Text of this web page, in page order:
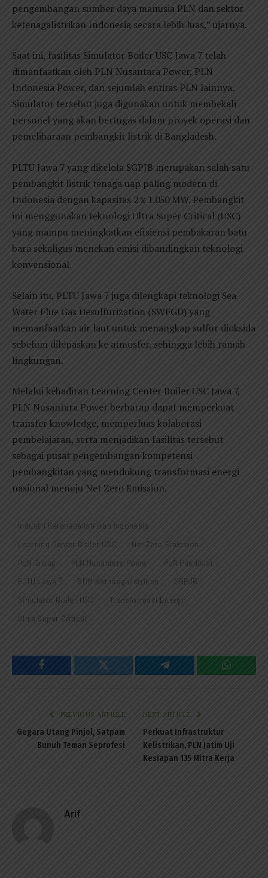
pengembangan sumber daya manusia PLN dan sektor
ketenagalistrikan Indonesia secara lebih luas,” ujarnya.
Saat ini, fasilitas Simulator Boiler USC Jawa 7 telah
dimanfaatkan oleh PLN Nusantara Power, PLN
Indonesia Power, dan sejumlah entitas PLN lainnya.
Simulator tersebut juga digunakan untuk membekali
personel yang akan bertugas dalam proyek operasi dan
pemeliharaan pembangkit listrik di Bangladesh.
PLTU Jawa 7 yang dikelola SGPJB merupakan salah satu
pembangkit listrik tenaga uap paling modern di
Indonesia dengan kapasitas 2 x 1.050 MW. Pembangkit
ini menggunakan teknologi Ultra Super Critical (USC)
yang mampu meningkatkan efisiensi pembakaran batu
bara sekaligus menekan emisi dibandingkan teknologi
konvensional.
Selain itu, PLTU Jawa 7 juga dilengkapi teknologi Sea
Water Flue Gas Desulfurization (SWFGD) yang
memanfaatkan air laut untuk menangkap sulfur dioksida
sebelum dilepaskan ke atmosfer, sehingga lebih ramah
lingkungan.
Melalui kehadiran Learning Center Boiler USC Jawa 7,
PLN Nusantara Power berharap dapat memperkuat
transfer knowledge, memperluas kolaborasi
pembelajaran, serta menjadikan fasilitas tersebut
sebagai pusat pengembangan kompetensi
pembangkitan yang mendukung transformasi energi
nasional menuju Net Zero Emission.
Industri Ketenagalistrikan Indonesia
Learning Center Boiler USC
Net Zero Emission
PLN Group
PLN Nusantara Power
PLN Pusdiklat
PLTU Jawa 7
SDM Ketenagalistrikan
SGPJB
Simulator Boiler USC
Transformasi Energi
Ultra Super Critical
Facebook Twitter Telegram
PREVIOUS ARTICLE
Gegara Utang Pinjol, Satpam
Bunuh Teman Seprofesi
NEXT ARTICLE
Perkuat Infrastruktur
Kelistrikan, PLN Jatim Uji
Kesiapan 135 Mitra Kerja
Arif